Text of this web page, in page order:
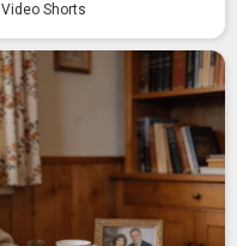
Video Shorts